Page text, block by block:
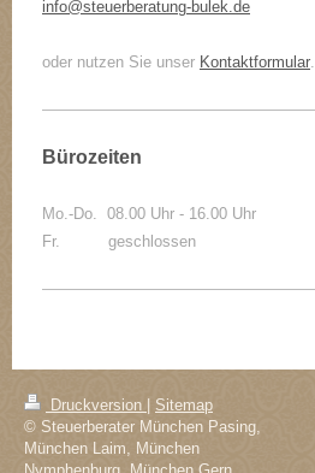
info@steuerberatung-bulek.de
oder nutzen Sie unser Kontaktformular.
Bürozeiten
Mo.-Do. 08.00 Uhr - 16.00 Uhr
Fr. geschlossen
Druckversion
Sitemap
© Steuerberater München Pasing,
München Laim, München